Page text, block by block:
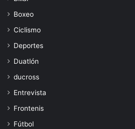
Boxeo
Ciclismo
Deportes
Duatlón
ducross
Entrevista
Frontenis
Fútbol